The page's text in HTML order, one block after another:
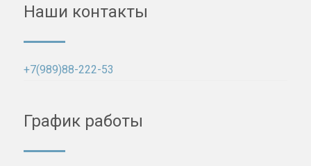
Наши контакты
+7(989)88-222-53
График работы